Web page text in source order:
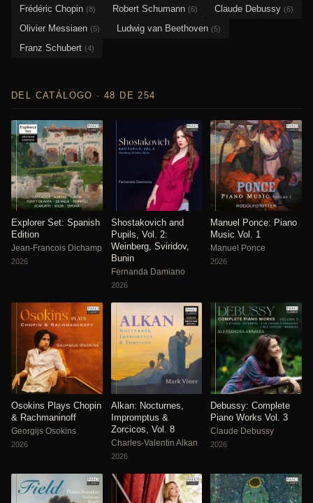
Frédéric Chopin (8) Robert Schumann (6) Claude Debussy (6)
Olivier Messiaen (5) Ludwig van Beethoven (5)
Franz Schubert (4)
DEL CATÁLOGO · 48 DE 254
Explorer Set: Spanish
Edition
Jean-Francois Dichamp
2026
Shostakovich and
Pupils, Vol. 2:
Weinberg, Sviridov,
Bunin
Fernanda Damiano
2026
Manuel Ponce: Piano
Music Vol. 1
Manuel Ponce
2026
Osokins Plays Chopin
& Rachmaninoff
Georgijs Osokins
2026
Alkan: Nocturnes,
Impromptus &
Zorcicos, Vol. 8
Charles-Valentin Alkan
2026
Debussy: Complete
Piano Works Vol. 3
Claude Debussy
2026